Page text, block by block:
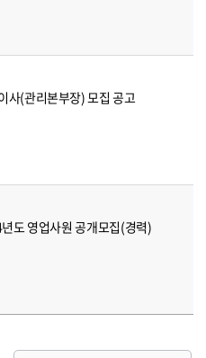
사(관리본부장) 모집 공고
도 영업사원 공개모집(경력)